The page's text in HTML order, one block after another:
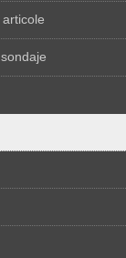
articole
sondaje